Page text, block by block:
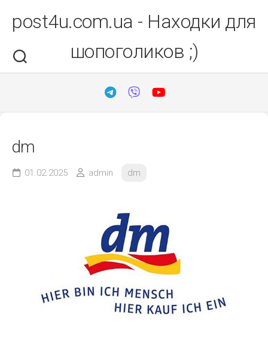
вмістуpost4u.com.ua - Находки для
шопоголиков ;)
dm
01.02.2025 admin dm